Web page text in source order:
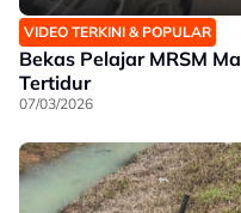
VIDEO TERKINI & POPULAR
Bekas Pelajar MRSM
Tertidur
07/03/2026